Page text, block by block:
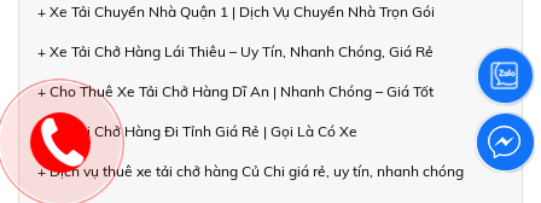
+ Xe Tải Chuyển Nhà Quận 1 | Dịch Vụ Chuyển Nhà Trọn Gói
+ Xe Tải Chở Hàng Lái Thiêu – Uy Tín, Nhanh Chóng, Giá Rẻ
+ Cho Thuê Xe Tải Chở Hàng Dĩ An | Nhanh Chóng – Giá Tốt
+ Xe Tải Chở Hàng Đi Tỉnh Giá Rẻ | Gọi Là Có Xe
+ Dịch vụ thuê xe tải chở hàng Củ Chi giá rẻ, uy tín, nhanh chóng